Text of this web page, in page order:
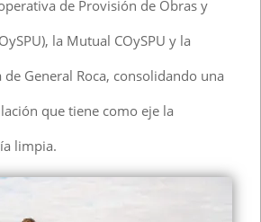
de Provisión de Obras y
la Mutual COySPU y la
de General Roca, consolidando una
que tiene como eje la
limpia.